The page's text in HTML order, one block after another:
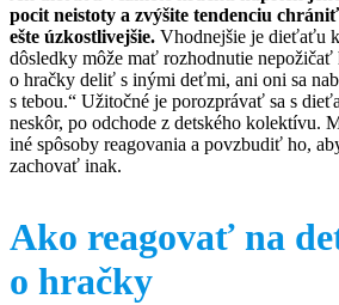
pocit neistoty a zvýšite tendenciu
ešte úzkostlivejšie. Vhodnejšie je dieťaťu
dôsledky môže mať rozhodnutie nepožičať
o hračky deliť s inými deťmi, ani oni sa
s tebou.“ Užitočné je porozprávať sa s
neskôr, po odchode z detského kolektívu.
iné spôsoby reagovania a povzbudiť ho,
zachovať inak.
Ako reagovať na
o hračky